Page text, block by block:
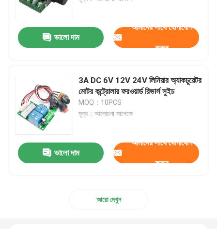
ভালো দাম
আমাদের সাথে যোগাযোগ
করুন
3A DC 6V 12V 24V লিনিয়ার অ্যাকচুয়েটর
মোটর কন্ট্রোলার ফরওয়ার্ড রিভার্স সুইচ
MOQ：10PCS
মূল্য：আলোচনা সাপেক্ষে
ভালো দাম
আমাদের সাথে যোগাযোগ
করুন
আরো দেখুন